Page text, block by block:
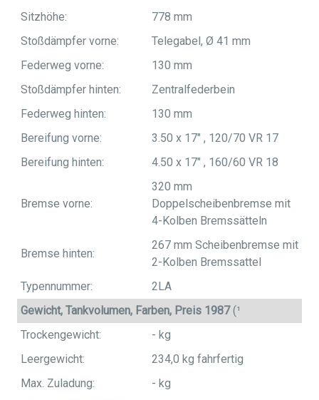
Sitzhöhe:
778 mm
Stoßdämpfer vorne:
Telegabel, Ø 41 mm
Federweg vorne:
130 mm
Stoßdämpfer hinten:
Zentralfederbein
Federweg hinten:
130 mm
Bereifung vorne:
3.50 x 17" , 120/70 VR 17
Bereifung hinten:
4.50 x 17" , 160/60 VR 18
Bremse vorne:
320 mm
Doppelscheibenbremse mit
4-Kolben Bremssätteln
Bremse hinten:
267 mm Scheibenbremse mit
2-Kolben Bremssattel
Typennummer:
2LA
Gewicht, Tankvolumen, Farben, Preis 1987(¹
Trockengewicht:
- kg
Leergewicht:
234,0 kg fahrfertig
Max. Zuladung:
- kg